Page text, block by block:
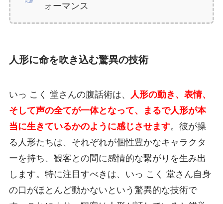
ォーマンス
人形に命を吹き込む驚異の技術
いっ こく 堂さんの腹話術は、
人形の動き、表情、
そして声の全てが一体となって、まるで人形が本
当に生きているかのように感じさせます。彼が操
る人形たちは、それぞれが個性豊かなキャラクタ
ーを持ち、観客との間に感情的な繋がりを生み出
します。特に注目すべきは、いっ こく 堂さん自身
の口がほとんど動かないという驚異的な技術で